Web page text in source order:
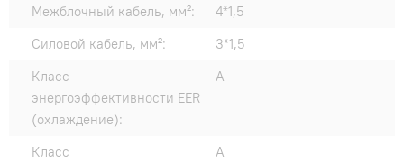
Межблочный кабель, мм²:
4*1,5
Силовой кабель, мм²:
3*1,5
Класс
энергоэффективности EER
(охлаждение):
A
Класс
A